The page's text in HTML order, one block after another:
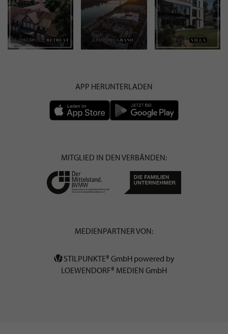
APP HERUNTERLADEN
MITGLIED IN DEN VERBÄNDEN:
MEDIENPARTNER VON:
STILPUNKTE® GmbH powered by
LOEWENDORF® MEDIEN GmbH